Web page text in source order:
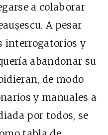
a colaborar
A pesar
interrogatorios y
abandonar su
de modo
y manuales a
por todos, se